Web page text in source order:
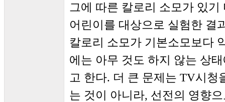
그에 따른 칼로리 소모가 있
어린이를 대상으로 실험한 결
칼로리 소모가 기본소모보다
에는 아무 것도 하지 않는 상
고 한다. 더 큰 문제는 TV시청
는 것이 아니라, 선전의 영향